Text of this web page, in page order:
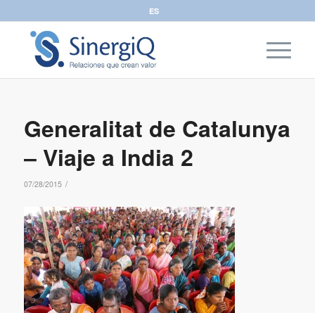
ES
Generalitat de Catalunya
– Viaje a India 2
07/28/2015 /